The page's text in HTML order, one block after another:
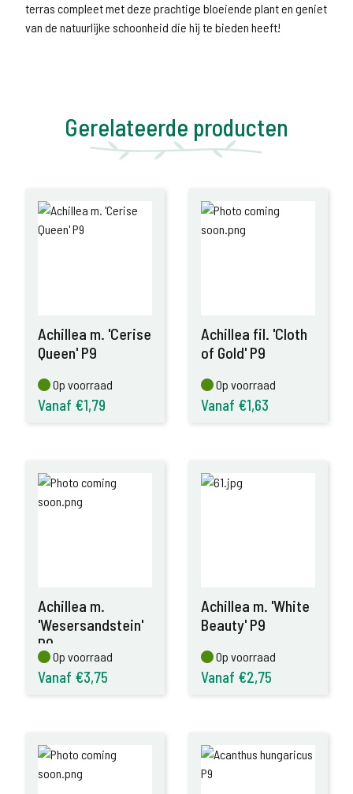
terras compleet met deze prachtige bloeiende plant en geniet
van de natuurlijke schoonheid die hij te bieden heeft!
Gerelateerde producten
Achillea m. 'Cerise
Queen' P9
Op voorraad
Op voorraad
Vanaf €1,79
Achillea fil. 'Cloth
of Gold' P9
Op voorraad
Op voorraad
Vanaf €1,63
Achillea m.
'Wesersandstein'
P9
Op voorraad
Op voorraad
Vanaf €3,75
Achillea m. 'White
Beauty' P9
Op voorraad
Op voorraad
Vanaf €2,75